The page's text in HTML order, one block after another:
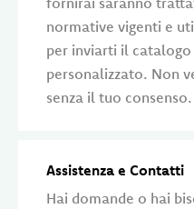
normative vigenti e
per inviarti il
personalizzato. Non
senza il tuo consenso.
Assistenza e Contatti
Hai domande o hai